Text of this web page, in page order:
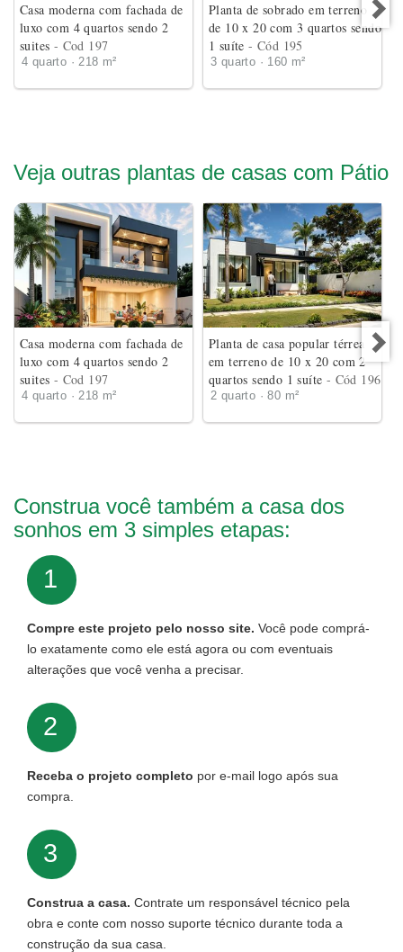
Casa moderna com fachada de
luxo com 4 quartos sendo 2
suites - Cod 197
4 quarto · 218 m²
Planta de sobrado em terreno
de 10 x 20 com 3 quartos sendo
1 suíte- Cód 195
3 quarto · 160 m²
Veja outras plantas de casas com Pátio
Casa moderna com fachada de
luxo com 4 quartos sendo 2
suites - Cod 197
4 quarto · 218 m²
Planta de casa popular térrea
em terreno de 10 x 20 com 2
quartos sendo 1 suíte - Cód 196
2 quarto · 80 m²
Construa você também a casa dos
sonhos em 3 simples etapas:
1
Compre este projeto pelo nosso site. Você pode comprá-
lo exatamente como ele está agora ou com eventuais
alterações que você venha a precisar.
2
Receba o projeto completo por e-mail logo após sua
compra.
3
Construa a casa. Contrate um responsável técnico pela
obra e conte com nosso suporte técnico durante toda a
construção da sua casa.